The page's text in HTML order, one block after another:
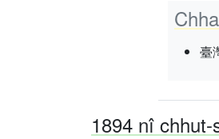
臺
1894 nî chhut-